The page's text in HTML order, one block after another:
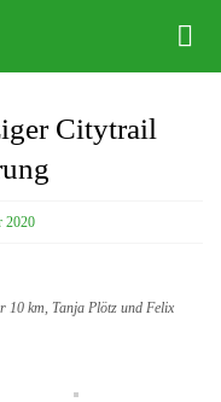
Kontakt
Citytrail
2020
10 km, Tanja Plötz und Felix